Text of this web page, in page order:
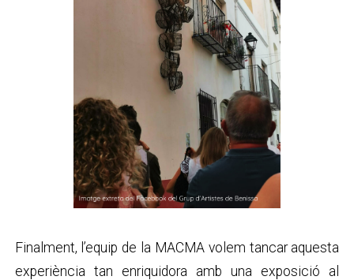
Finalment, l’equip de la MACMA volem tancar aquesta
experiència tan enriquidora amb una exposició al